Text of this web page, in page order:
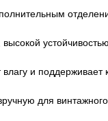
и
для